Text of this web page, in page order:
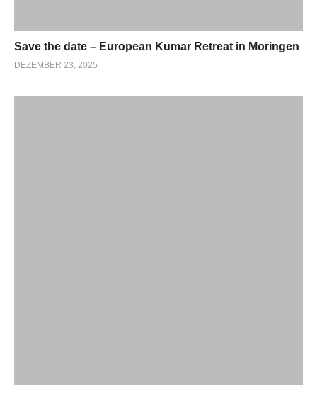
Save the date – European Kumar Retreat in Moringen
DEZEMBER 23, 2025